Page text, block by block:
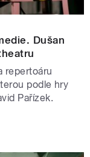
Dušan
repertoáru
podle hry
Pařízek.